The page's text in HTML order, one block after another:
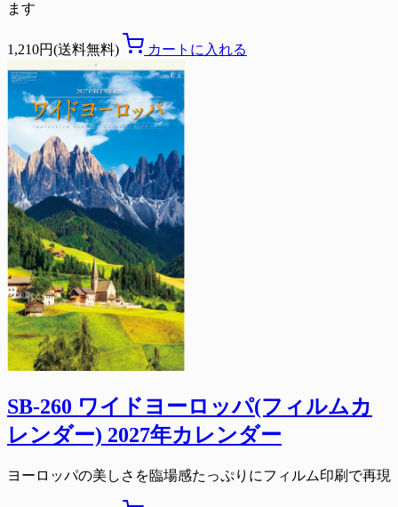
ます
1,210円(送料無料) カートに入れる
SB-260 ワイドヨーロッパ(フィルムカ
レンダー) 2027年カレンダー
ヨーロッパの美しさを臨場感たっぷりにフィルム印刷で再現